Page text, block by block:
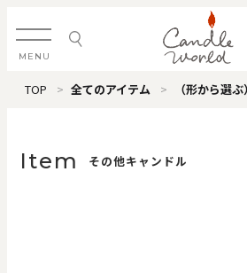
MENU
ログイン・新規会員登録
TOP 全てのアイテム （形から選
Item その他キャンドル